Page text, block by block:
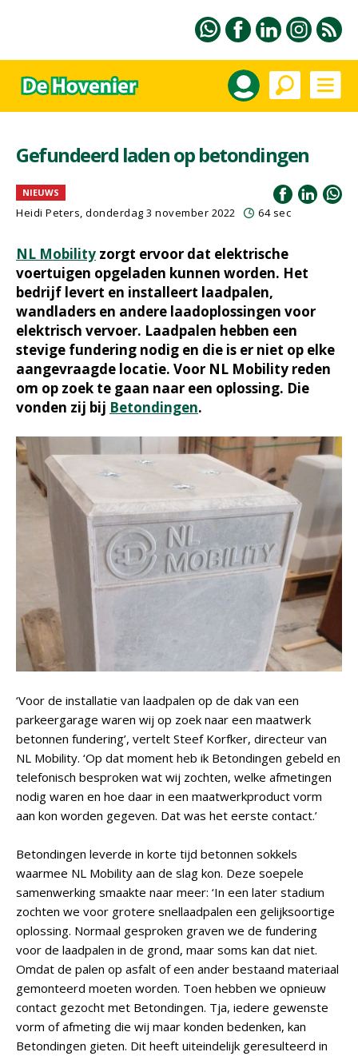
Gefundeerd laden op betondingen
NIEUWS
Heidi Peters, donderdag 3 november 2022 64 sec
NL Mobility zorgt ervoor dat elektrische
voertuigen opgeladen kunnen worden. Het
bedrijf levert en installeert laadpalen,
wandladers en andere laadoplossingen voor
elektrisch vervoer. Laadpalen hebben een
stevige fundering nodig en die is er niet op elke
aangevraagde locatie. Voor NL Mobility reden
om op zoek te gaan naar een oplossing. Die
vonden zij bij Betondingen.
‘Voor de installatie van laadpalen op de dak van een
parkeergarage waren wij op zoek naar een maatwerk
betonnen fundering’, vertelt Steef Korfker, directeur van
NL Mobility. ‘Op dat moment heb ik Betondingen gebeld en
telefonisch besproken wat wij zochten, welke afmetingen
nodig waren en hoe daar in een maatwerkproduct vorm
aan kon worden gegeven. Dat was het eerste contact.’
Betondingen leverde in korte tijd betonnen sokkels
waarmee NL Mobility aan de slag kon. Deze soepele
samenwerking smaakte naar meer: ‘In een later stadium
zochten we voor grotere snellaadpalen een gelijksoortige
oplossing. Normaal gesproken graven we de fundering
voor de laadpalen in de grond, maar soms kan dat niet.
Omdat de palen op asfalt of een ander bestaand materiaal
gemonteerd moeten worden. Toen hebben we opnieuw
contact gezocht met Betondingen. Tja, iedere gewenste
vorm of afmeting die wij maar konden bedenken, kan
Betondingen gieten. Dit heeft uiteindelijk geresulteerd in